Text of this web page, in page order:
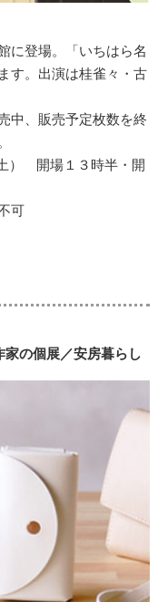
に登場。「いちはら名
す。出演は桂雀々・古
中、販売予定枚数を終
） 開場１３時半・開
可
の個展／安房暮らし